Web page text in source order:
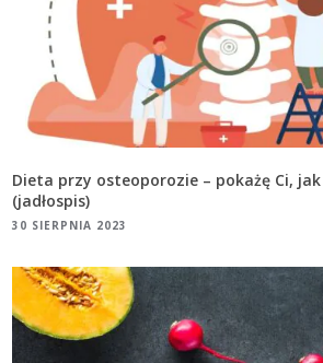
Dieta przy osteoporozie – pokażę Ci,
(jadłospis)
30 SIERPNIA 2023